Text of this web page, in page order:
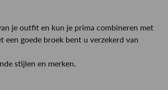
je outfit en kun je prima combineren met
goede broek bent u verzekerd van
stijlen en merken.